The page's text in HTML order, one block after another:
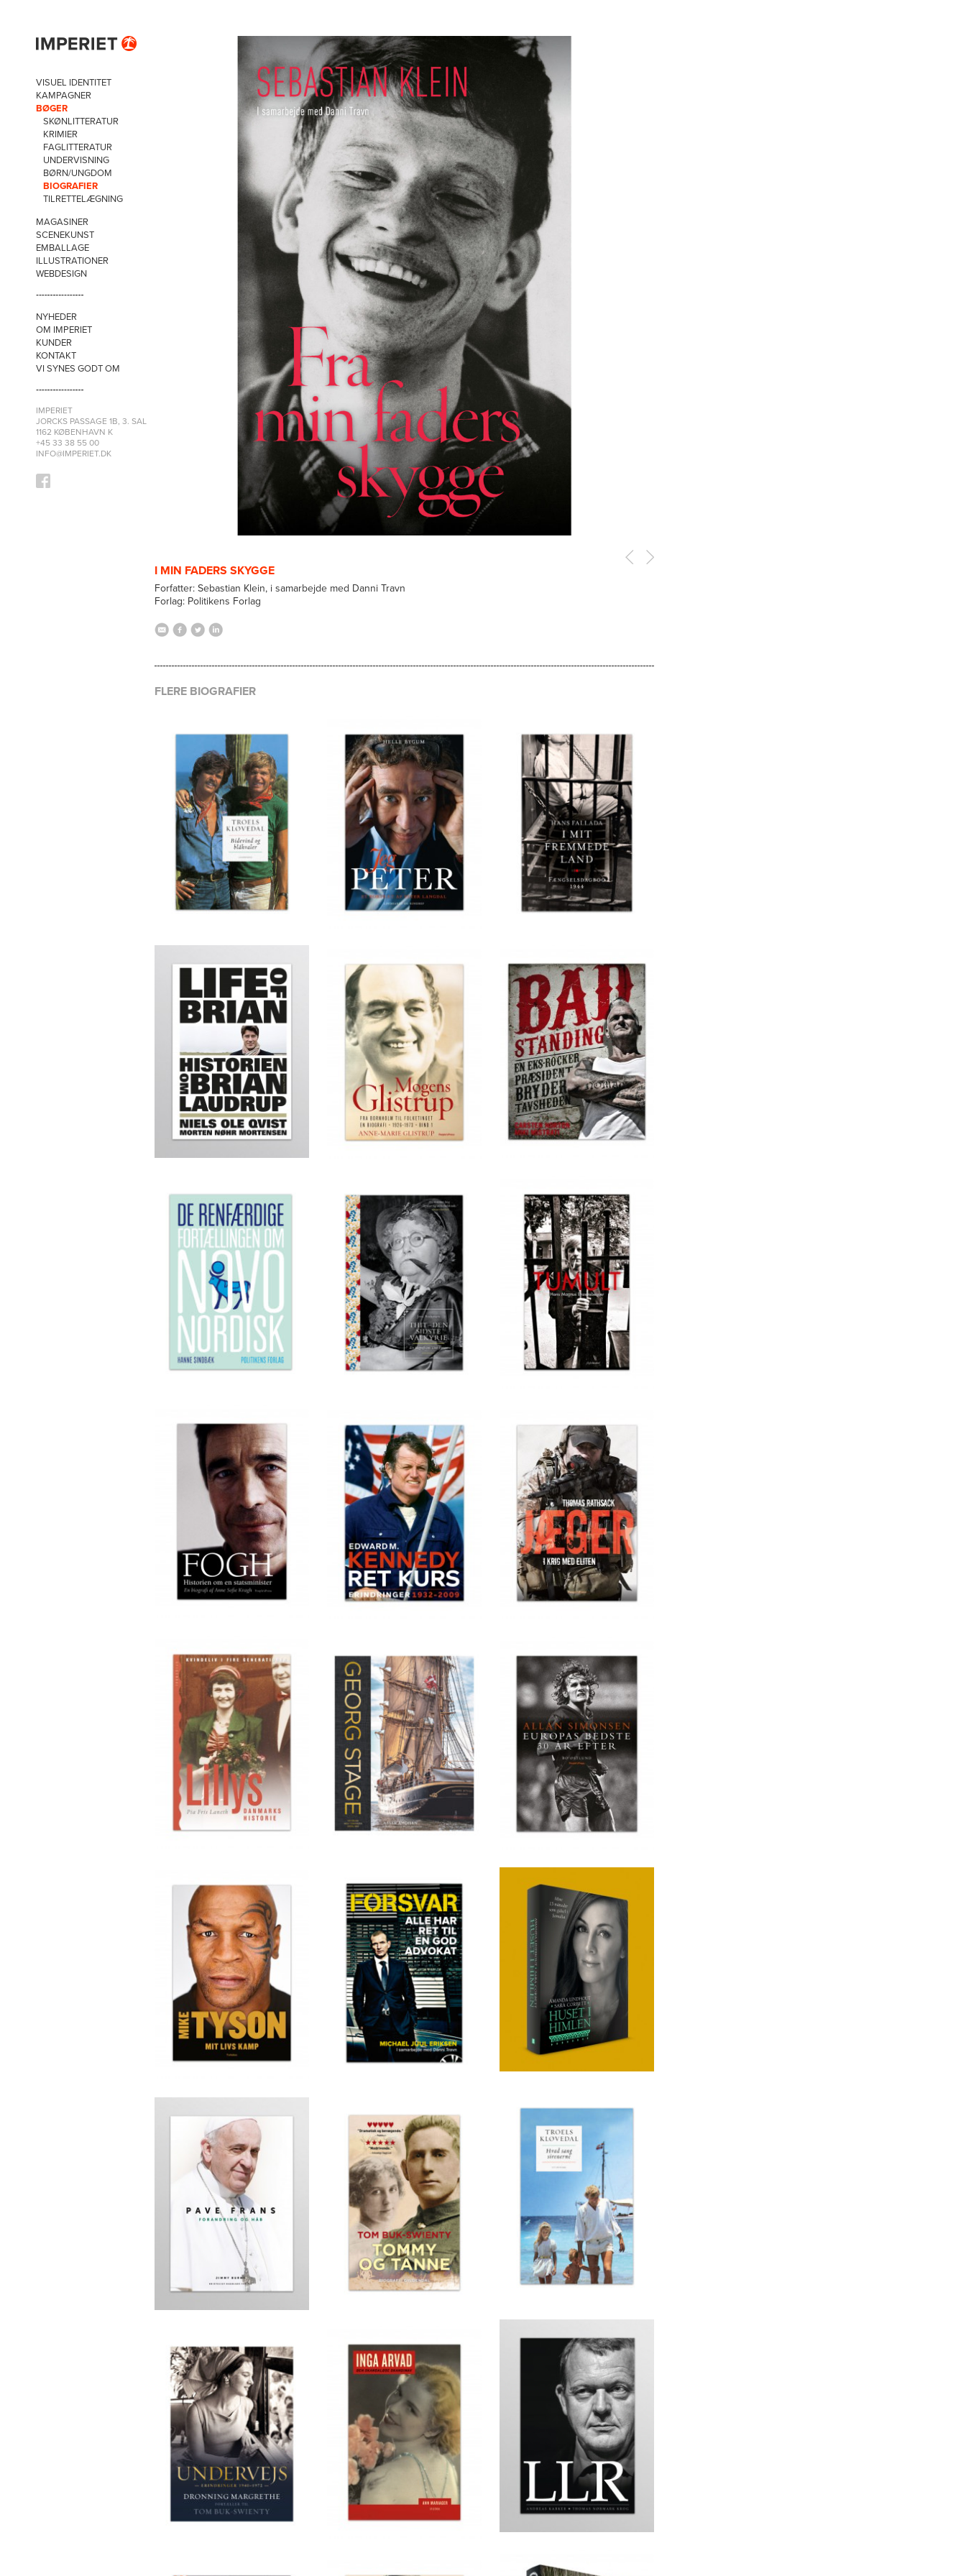
VISUEL IDENTITET
KAMPAGNER
BØGER
SKØNLITTERATUR
KRIMIER
FAGLITTERATUR
UNDERVISNING
BØRN/UNGDOM
BIOGRAFIER
TILRETTELÆGNING
MAGASINER
SCENEKUNST
EMBALLAGE
ILLUSTRATIONER
WEBDESIGN
NYHEDER
OM IMPERIET
KUNDER
KONTAKT
VI SYNES GODT OM
IMPERIET
JORCKS PASSAGE 1B, 3. SAL
1162 KØBENHAVN K
+45 33 38 55 00
INFO@IMPERIET.DK
I MIN FADERS SKYGGE
Forfatter: Sebastian Klein, i samarbejde med Danni Travn
Forlag: Politikens Forlag
FLERE BIOGRAFIER